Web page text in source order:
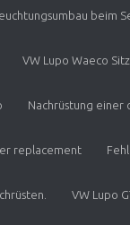
Impressum beim
VW Lupo Waeco
Nachrüstung einer
replacement
VW Lupo